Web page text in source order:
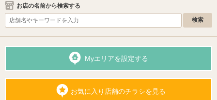
お店の名前から検索する
Myエリアを設定する
お気に入り店舗のチラシを見る